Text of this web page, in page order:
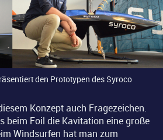
den Prototypen des Syroco
Konzept auch Fragezeichen.
beim Foil die Kavitation eine große
Windsurfen hat man zum